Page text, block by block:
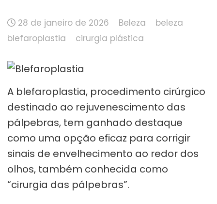
28 de janeiro de 2026 Beleza
beleza
blefaroplastia
cirurgia plástica
A blefaroplastia, procedimento cirúrgico
destinado ao rejuvenescimento das
pálpebras, tem ganhado destaque
como uma opção eficaz para corrigir
sinais de envelhecimento ao redor dos
olhos, também conhecida como
“cirurgia das pálpebras”.